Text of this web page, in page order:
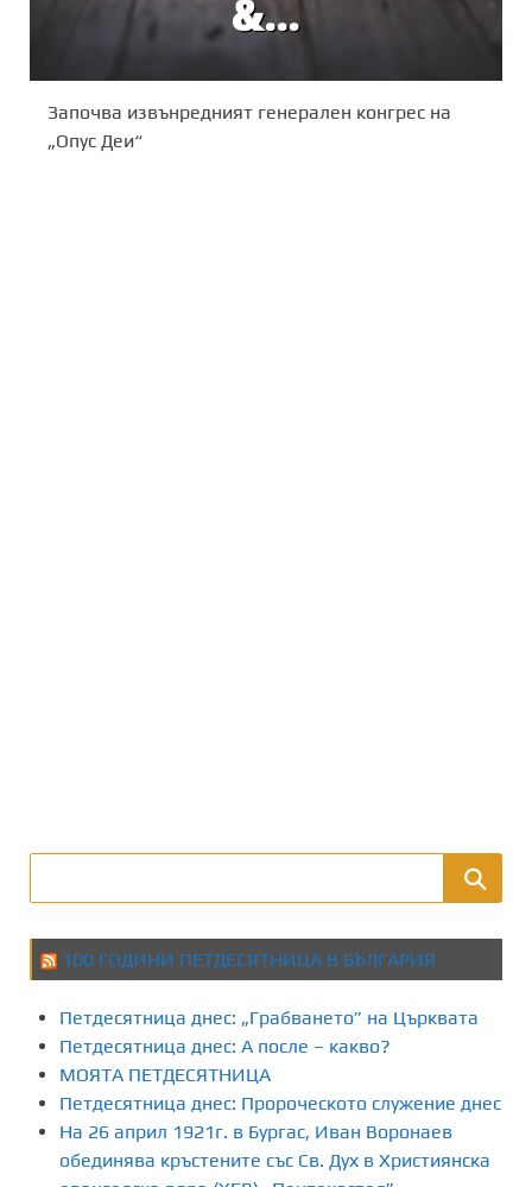
Започва извънредният генерален конгрес на
„Опус Деи“
100 ГОДИНИ ПЕТДЕСЯТНИЦА В БЪЛГАРИЯ
Петдесятница днес: „Грабването” на Църквата
Петдесятница днес: А после – какво?
МОЯТА ПЕТДЕСЯТНИЦА
Петдесятница днес: Пророческото служение днес
На 26 април 1921г. в Бургас, Иван Воронаев
обединява кръстените със Св. Дух в Християнска